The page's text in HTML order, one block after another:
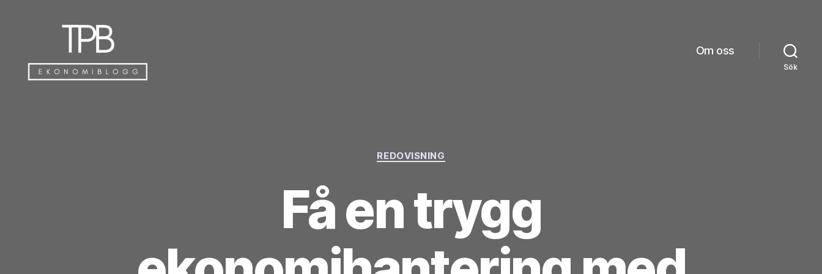
Om oss
Sök
Kategorier
REDOVISNING
Få en trygg